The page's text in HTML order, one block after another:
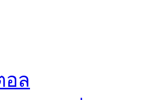
อล